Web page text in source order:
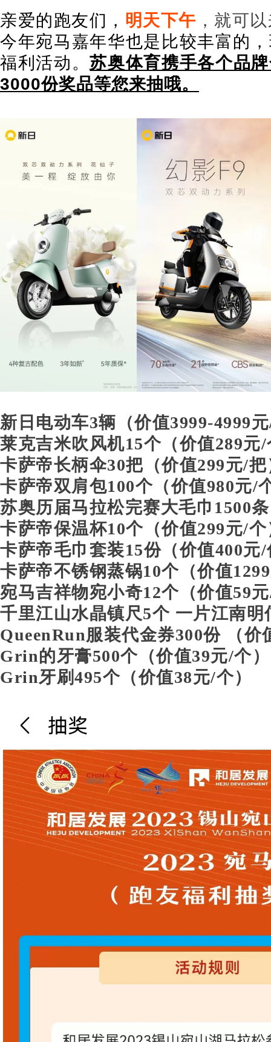
亲爱的跑友们， 明天下午 ，就可
今年宛马嘉年华也是比较丰富的
福利活动。苏奥体育携手各个品
3000份奖品等您来抽哦。
新日电动车3辆（价值3999-4999
莱克吉米吹风机15个（价值289元/
卡萨帝长柄伞30把 （价值299元/把
卡萨帝双肩包100个 （价值980元/
苏奥历届马拉松完赛大毛巾1500条
卡萨帝保温杯10个 （价值299元/个
卡萨帝毛巾套装15份 （价值400元/
卡萨帝不锈钢蒸锅10个 （价值1299
宛马吉祥物宛小奇12个 （价值59
千里江山水晶镇尺5个 一片江南明
QueenRun服装代金券300份 （价
Grin的牙膏500个 （价值39元/个）
Grin牙刷495个 （价值38元/个）